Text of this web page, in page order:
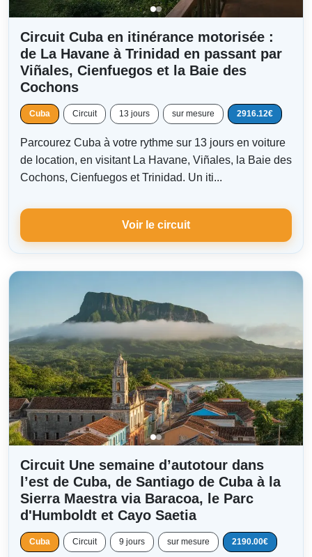
Circuit Cuba en itinérance motorisée :
de La Havane à Trinidad en passant par
Viñales, Cienfuegos et la Baie des
Cochons
Cuba Circuit 13 jours sur mesure 2916.12€
Parcourez Cuba à votre rythme sur 13 jours en voiture
de location, en visitant La Havane, Viñales, la Baie des
Cochons, Cienfuegos et Trinidad. Un iti...
Voir le circuit
Circuit Une semaine d’autotour dans
l’est de Cuba, de Santiago de Cuba à la
Sierra Maestra via Baracoa, le Parc
d'Humboldt et Cayo Saetia
Cuba Circuit 9 jours sur mesure 2190.00€